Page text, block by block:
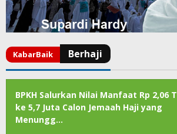
BPKH Salurkan Nilai Manfaat Rp 2,06 T
ke 5,7 Juta Calon Jemaah Haji yang
Menungg…